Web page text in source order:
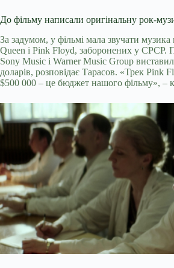
До фільму написали оригінальну рок-
За задумом, у фільмі мала звучати музика
Queen і Pink Floyd, заборонених у СРСР.
Sony Music і Warner Music Group
доларів, розповідає Тарасов. «Трек Pink
$500 000 – це бюджет нашого фільму», –